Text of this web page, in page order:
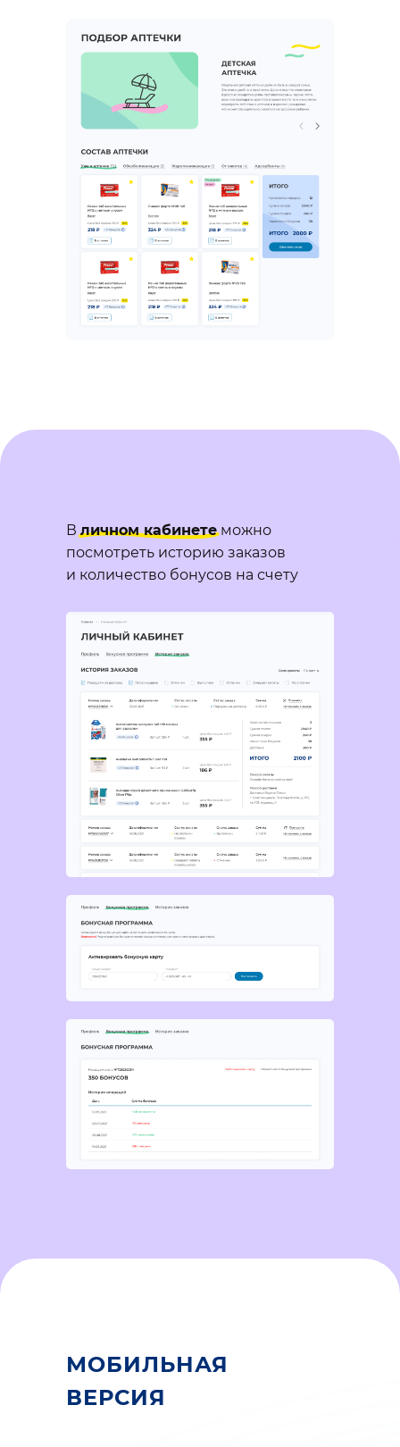
Вличном кабинетеможно
посмотреть историю заказов
и количество бонусов на счету
МОБИЛЬНАЯ
ВЕРСИЯ